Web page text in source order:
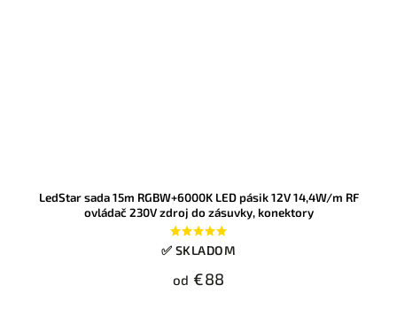
LedStar sada 15m RGBW+6000K LED pásik 12V 14,4W/m RF
ovládač 230V zdroj do zásuvky, konektory
✅ SKLADOM
od €88